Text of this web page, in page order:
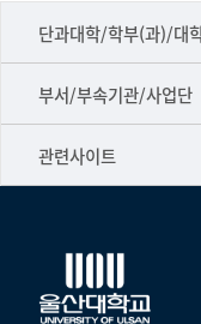
단과대학/학부(과)/대
■인문대학
▷국어국문학부
▷일본어·일본학과
▷프랑스어·프랑스학과
▷스페인·중남미학과
부서/부속기관/사업단
공동기기센터
공학교육혁신센터
국제교류처
관련사이트
건강가정지원센터
교수협의회
노동조합